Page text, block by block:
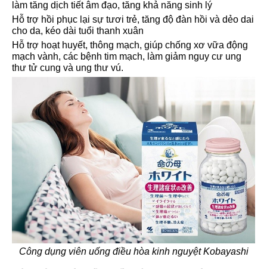
làm tăng dịch tiết âm đạo, tăng khả năng sinh lý
Hỗ trợ hồi phục lại sự tươi trẻ, tăng độ đàn hồi và dẻo dai
cho da, kéo dài tuổi thanh xuân
Hỗ trợ hoạt huyết, thông mạch, giúp chống xơ vữa động
mạch vành, các bệnh tim mạch, làm giảm nguy cư ung
thư tử cung và ung thư vú.
Công dụng viên uống điều hòa kinh nguyệt Kobayashi